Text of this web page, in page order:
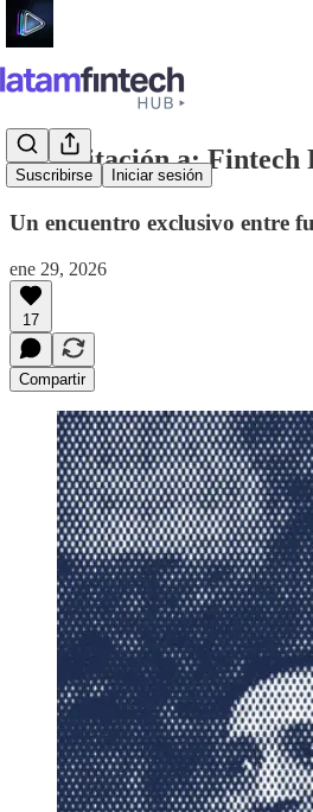
Suscribirse Iniciar sesión
Tu invitación a:
Un encuentro exclusivo entre
ene 29, 2026
17
Compartir